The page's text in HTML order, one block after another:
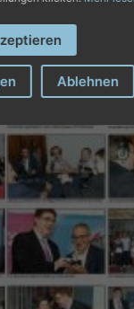
Ablehnen